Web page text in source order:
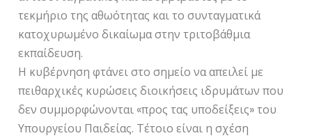
τεκμήριο της αθωότητας και το συνταγματικά
κατοχυρωμένο δικαίωμα στην τριτοβάθμια
εκπαίδευση.
Η κυβέρνηση φτάνει στο σημείο να απειλεί με
πειθαρχικές κυρώσεις διοικήσεις ιδρυμάτων που
δεν συμμορφώνονται «προς τας υποδείξεις» του
Υπουργείου Παιδείας. Τέτοιο είναι η σχέση